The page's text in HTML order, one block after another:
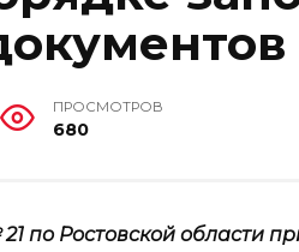
ПРОСМОТРОВ
680
по Ростовской области